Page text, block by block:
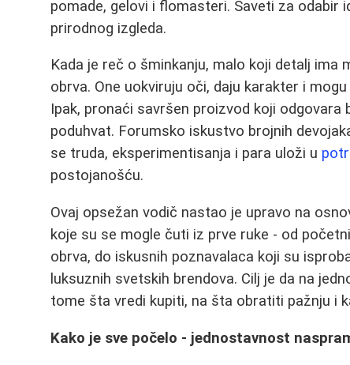
pomade, gelovi i flomasteri. Saveti za odabir
prirodnog izgleda.
Kada je reč o šminkanju, malo koji detalj
obrva. One uokviruju oči, daju karakter i
Ipak, pronaći savršen proizvod koji odgovara
poduhvat. Forumsko iskustvo brojnih
se truda, eksperimentisanja i para uloži u
postojanošću.
Ovaj opsežan vodič nastao je upravo na
koje su se mogle čuti iz prve ruke - od
obrva, do iskusnih poznavalaca koji su
luksuznih svetskih brendova. Cilj je da na
tome šta vredi kupiti, na šta obratiti pažnju i
Kako je sve počelo - jednostavnost